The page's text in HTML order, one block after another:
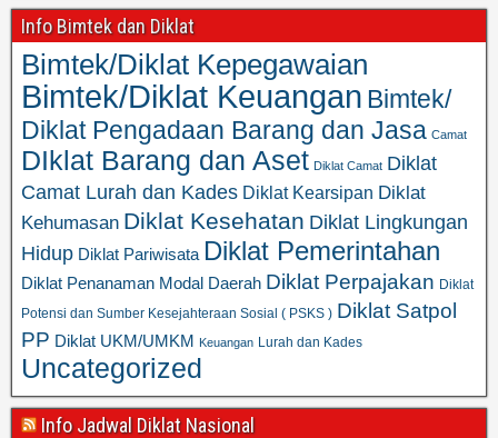
Info Bimtek dan Diklat
Bimtek/Diklat Kepegawaian
Bimtek/Diklat Keuangan Bimtek/
Diklat Pengadaan Barang dan Jasa Camat
DIklat Barang dan Aset Diklat Camat Diklat
Camat Lurah dan Kades Diklat Kearsipan Diklat
Kehumasan Diklat Kesehatan Diklat Lingkungan
Hidup Diklat Pariwisata Diklat Pemerintahan
Diklat Penanaman Modal Daerah Diklat Perpajakan Diklat
Potensi dan Sumber Kesejahteraan Sosial ( PSKS ) Diklat Satpol
PP Diklat UKM/UMKM Keuangan Lurah dan Kades
Uncategorized
Info Jadwal Diklat Nasional